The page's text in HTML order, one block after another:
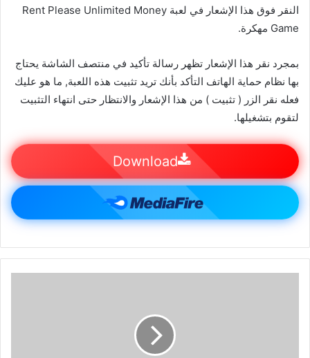
النقر فوق هذا الإشعار في لعبة Rent Please Unlimited Money
Game مهكرة.
بمجرد نقر هذا الإشعار تظهر رسالة تأكيد في منتصف الشاشة يحتاج
بها نظام حماية الهاتف التأكد بأنك تريد تثبيت هذه اللعبة, ما هو عليك
فعله نقر الزر ( تثبيت ) من هذا الإشعار والانتظار حتى انتهاء التثبيت
لتقوم بتشغيلها.
Download